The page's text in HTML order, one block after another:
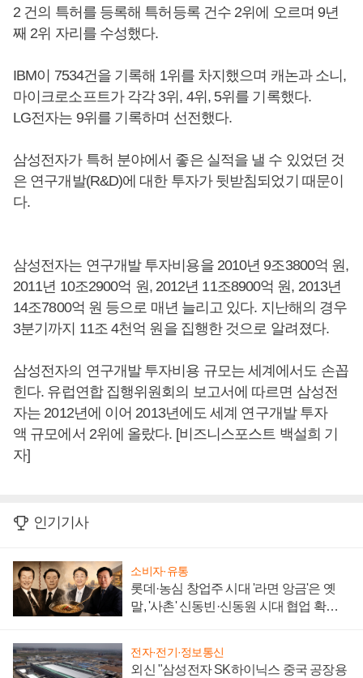
2 건의 특허를 등록해 특허등록 건수 2위에 오르며 9년
째 2위 자리를 수성했다.
IBM이 7534건을 기록해 1위를 차지했으며 캐논과 소니,
마이크로소프트가 각각 3위, 4위, 5위를 기록했다.
LG전자는 9위를 기록하며 선전했다.
삼성전자가 특허 분야에서 좋은 실적을 낼 수 있었던 것
은 연구개발(R&D)에 대한 투자가 뒷받침되었기 때문이
다.
삼성전자는 연구개발 투자비용을 2010년 9조3800억 원,
2011년 10조2900억 원, 2012년 11조8900억 원, 2013년
14조7800억 원 등으로 매년 늘리고 있다. 지난해의 경우
3분기까지 11조 4천억 원을 집행한 것으로 알려졌다.
삼성전자의 연구개발 투자비용 규모는 세계에서도 손꼽
힌다. 유럽연합 집행위원회의 보고서에 따르면 삼성전
자는 2012년에 이어 2013년에도 세계 연구개발 투자
액 규모에서 2위에 올랐다. [비즈니스포스트 백설희 기
자]
인기기사
소비자·유통
롯데·농심 창업주 시대 '라면 앙금'은 옛
말, '사촌' 신동빈·신동원 시대 협업 확대
전자·전기·정보통신
외신 "삼성전자 SK하이닉스 중국 공장용